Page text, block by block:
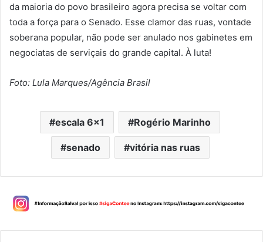
da maioria do povo brasileiro agora precisa se voltar com
toda a força para o Senado. Esse clamor das ruas, vontade
soberana popular, não pode ser anulado nos gabinetes em
negociatas de serviçais do grande capital. À luta!
Foto: Lula Marques/Agência Brasil
escala 6x1 Rogério Marinho
senado vitória nas ruas